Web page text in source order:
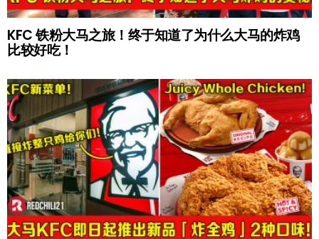
KFC 铁粉大马之旅！终于知道了为什么大马的炸鸡
比较好吃！